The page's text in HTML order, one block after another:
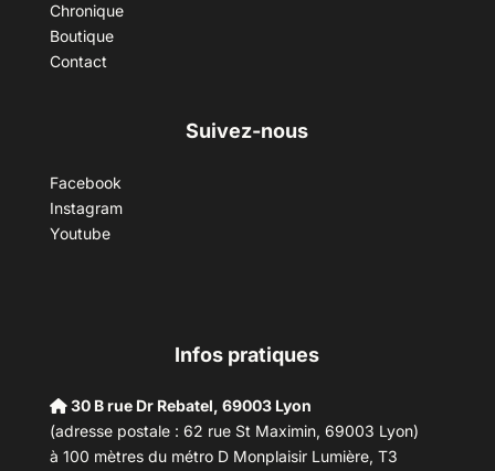
Chronique
Boutique
Contact
Suivez-nous
Facebook
Instagram
Youtube
Infos pratiques
30 B rue Dr Rebatel, 69003 Lyon
(adresse postale : 62 rue St Maximin, 69003 Lyon)
à 100 mètres du métro D Monplaisir Lumière, T3